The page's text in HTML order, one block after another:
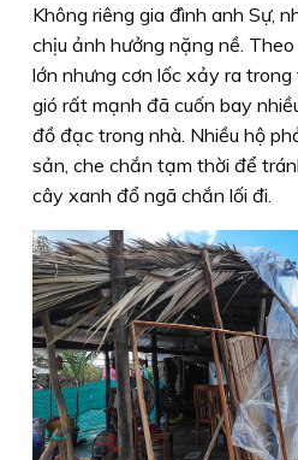
Không riêng gia đình anh Sự,
chịu ảnh hưởng nặng nề.
lớn nhưng cơn lốc xảy ra
gió rất mạnh đã cuốn bay
đồ đạc trong nhà. Nhiều hộ
sản, che chắn tạm thời để
cây xanh đổ ngã chắn lối đi.